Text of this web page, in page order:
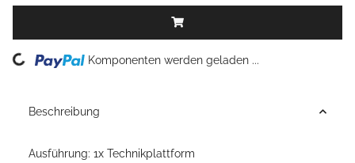
Loading... Komponenten werden geladen ...
Beschreibung
Ausführung: 1x Technikplattform